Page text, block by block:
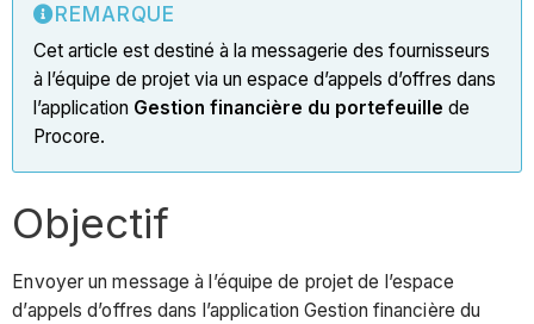
REMARQUE
Cet article est destiné à la messagerie des fournisseurs
à l’équipe de projet via un espace d’appels d’offres dans
l’application Gestion financière du portefeuille de
Procore.
Objectif
Envoyer un message à l’équipe de projet de l’espace
d’appels d’offres dans l’application Gestion financière du